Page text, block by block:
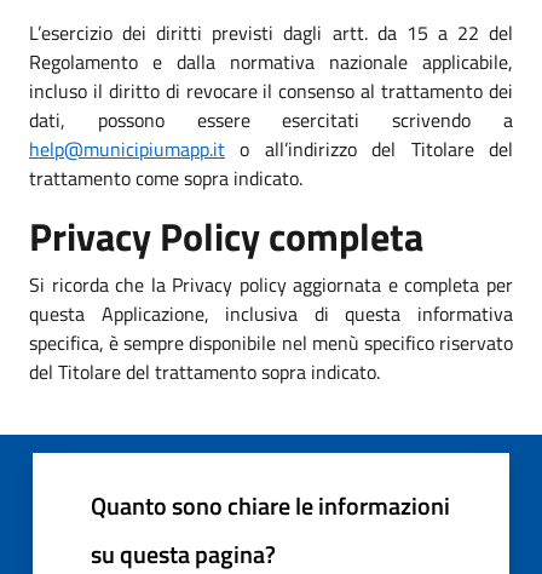
L’esercizio dei diritti previsti dagli artt. da 15 a 22 del
Regolamento e dalla normativa nazionale applicabile,
incluso il diritto di revocare il consenso al trattamento dei
dati, possono essere esercitati scrivendo a
help@municipiumapp.it o all’indirizzo del Titolare del
trattamento come sopra indicato.
Privacy Policy completa
Si ricorda che la Privacy policy aggiornata e completa per
questa Applicazione, inclusiva di questa informativa
specifica, è sempre disponibile nel menù specifico riservato
del Titolare del trattamento sopra indicato.
Quanto sono chiare le informazioni
su questa pagina?